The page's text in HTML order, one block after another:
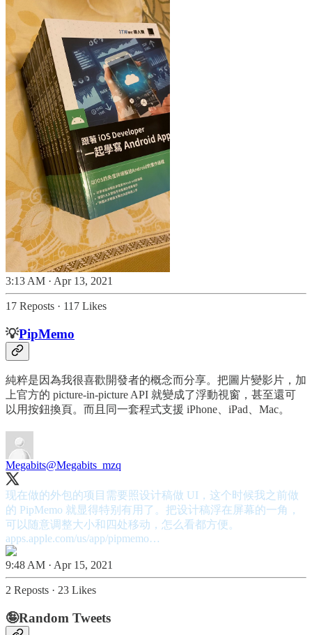
3:13 AM · Apr 13, 2021
17 Reposts · 117 Likes
💡PipMemo
純粹是因為我很喜歡開發者的概念而分享。把圖片變影片，加
上官方的 picture-in-picture API 就變成了浮動視窗，甚至還可
以用按鈕換頁。而且同一套程式支援 iPhone、iPad、Mac。
Megabits@Megabits_mzq
现在做的外包的项目需要照设计稿做 UI，这个时候我之前做
的 PipMemo 就显得特别有用了。把设计稿浮在屏幕的一角，
可以随意调整大小和四处移动，怎么看都方便。
apps.apple.com/us/app/pipmemo…
9:48 AM · Apr 15, 2021
2 Reposts · 23 Likes
🤪Random Tweets